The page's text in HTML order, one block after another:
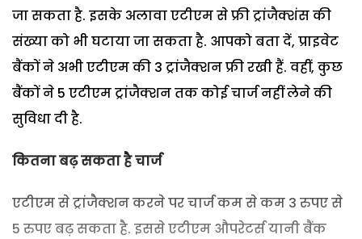
जा सकता है. इसके अलावा एटीएम से फ्री ट्रांजैक्शंस की
संख्या को भी घटाया जा सकता है. आपको बता दें, प्राइवेट
बैंकों ने अभी एटीएम की 3 ट्रांजैक्शन फ्री रखी हैं. वहीं, कुछ
बैंकों ने 5 एटीएम ट्रांजैक्शन तक कोई चार्ज नहीं लेने की
सुविधा दी है.
कितना बढ़ सकता है चार्ज
एटीएम से ट्रांजैक्शन करने पर चार्ज कम से कम 3 रुपए से
5 रुपए बढ़ सकता है. इससे एटीएम औपरेटर्स यानी बैंक